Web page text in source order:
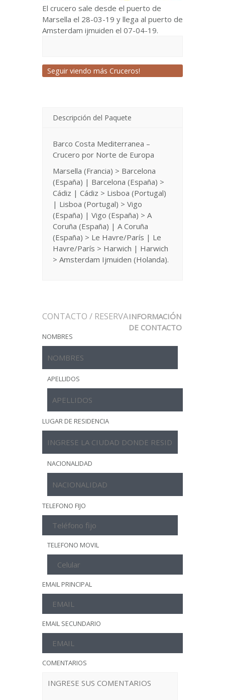
El crucero sale desde el puerto de
Marsella el 28-03-19 y llega al puerto de
Amsterdam ijmuiden el 07-04-19.
Seguir viendo más Cruceros!
Descripción del Paquete
Barco Costa Mediterranea –
Crucero por Norte de Europa
Marsella (Francia) > Barcelona
(España) | Barcelona (España) >
Cádiz | Cádiz > Lisboa (Portugal)
| Lisboa (Portugal) > Vigo
(España) | Vigo (España) > A
Coruña (España) | A Coruña
(España) > Le Havre/París | Le
Havre/París > Harwich | Harwich
> Amsterdam Ijmuiden (Holanda).
CONTACTO / RESERVAINFORMACIÓN
DE CONTACTO
NOMBRES
APELLIDOS
LUGAR DE RESIDENCIA
NACIONALIDAD
TELEFONO FIJO
TELEFONO MOVIL
EMAIL PRINCIPAL
EMAIL SECUNDARIO
COMENTARIOS